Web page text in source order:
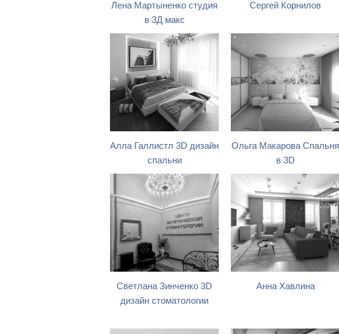
Лена Мартыненко студия
в 3Д макс
Сергей Корнилов
Алла Галлистл 3D дизайн
спальни
Ольга Макарова Спальня
в 3D
Светлана Зинченко 3D
дизайн стоматологии
Анна Хавлина